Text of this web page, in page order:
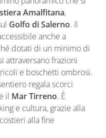
Amalfitana,
Golfo di Salerno. Il
anche a
dotati di un minimo di
attraversano frazioni
e boschetti ombrosi.
regala scorci
e il Mar Tirreno. È
e cultura, grazie alla
alla fine